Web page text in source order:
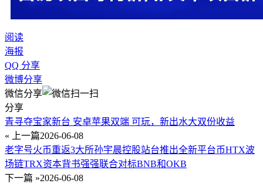
阅读
海报
QQ 分享
微博分享
微信分享
分享
青寻夺宝家新台 安卓苹果双端 可玩，新出水大双份收益
« 上一篇2026-06-08
老字号火币重返3大所孙宇晨控股站台推出全新平台币HTX波
场链TRX资本背书强强联合对标BNB和OKB
下一篇 »2026-06-08